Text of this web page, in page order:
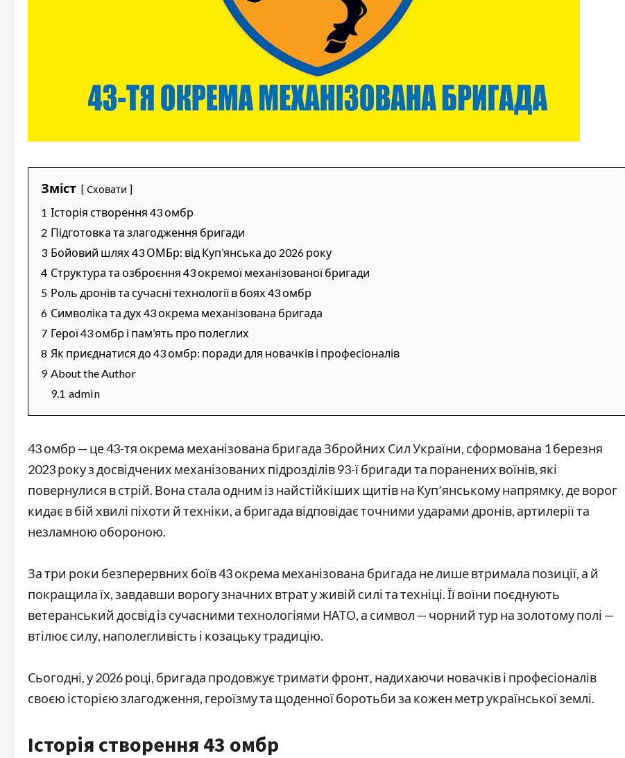
Зміст Сховати
1 Історія створення 43 омбр
2 Підготовка та злагодження бригади
3 Бойовий шлях 43 ОМБр: від Куп’янська до 2026 року
4 Структура та озброєння 43 окремої механізованої бригади
5 Роль дронів та сучасні технології в боях 43 омбр
6 Символіка та дух 43 окрема механізована бригада
7 Герої 43 омбр і пам’ять про полеглих
8 Як приєднатися до 43 омбр: поради для новачків і професіоналів
9 About the Author
9.1 admin
43 омбр — це 43-тя окрема механізована бригада Збройних Сил України, сформована 1 березня
2023 року з досвідчених механізованих підрозділів 93-ї бригади та поранених воїнів, які
повернулися в стрій. Вона стала одним із найстійкіших щитів на Куп’янському напрямку, де ворог
кидає в бій хвилі піхоти й техніки, а бригада відповідає точними ударами дронів, артилерії та
незламною обороною.
За три роки безперервних боїв 43 окрема механізована бригада не лише втримала позиції, а й
покращила їх, завдавши ворогу значних втрат у живій силі та техніці. Її воїни поєднують
ветеранський досвід із сучасними технологіями НАТО, а символ — чорний тур на золотому полі —
втілює силу, наполегливість і козацьку традицію.
Сьогодні, у 2026 році, бригада продовжує тримати фронт, надихаючи новачків і професіоналів
своєю історією злагодження, героїзму та щоденної боротьби за кожен метр української землі.
Історія створення 43 омбр